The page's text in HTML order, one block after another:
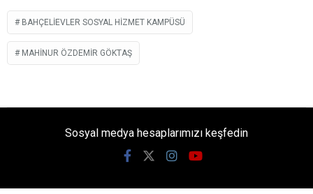
BAHÇELIEVLER SOSYAL HIZMET KAMPÜSÜ
MAHINUR ÖZDEMIR GÖKTAŞ
Sosyal medya hesaplarımızı keşfedin